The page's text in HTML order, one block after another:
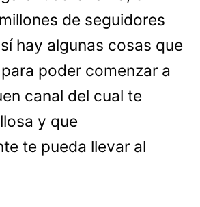
de seguidores
hay algunas cosas que
poder comenzar a
canal del cual te
y que
te pueda llevar al